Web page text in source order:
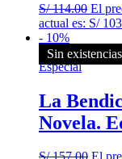
S/114.00 El
actual es: S/
- 10%
La
Novela.
Sin existencias